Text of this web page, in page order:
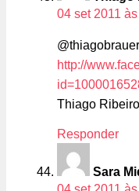
04 set 2011
@thiagobrauer
http://
Thiago Ribeiro
Responder
Sara